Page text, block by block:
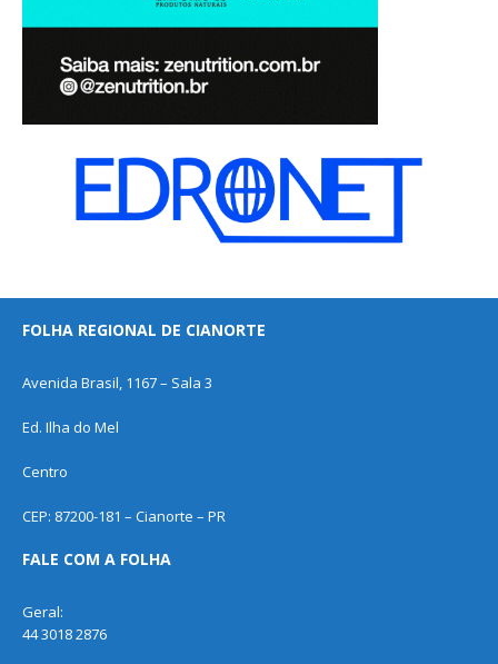
FOLHA REGIONAL DE CIANORTE
Avenida Brasil, 1167 – Sala 3
Ed. Ilha do Mel
Centro
CEP: 87200-181 – Cianorte – PR
FALE COM A FOLHA
Geral:
44 3018 2876